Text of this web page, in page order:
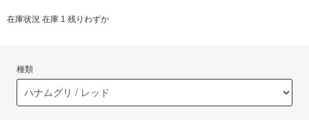
在庫状況 在庫 1 残りわずか
種類